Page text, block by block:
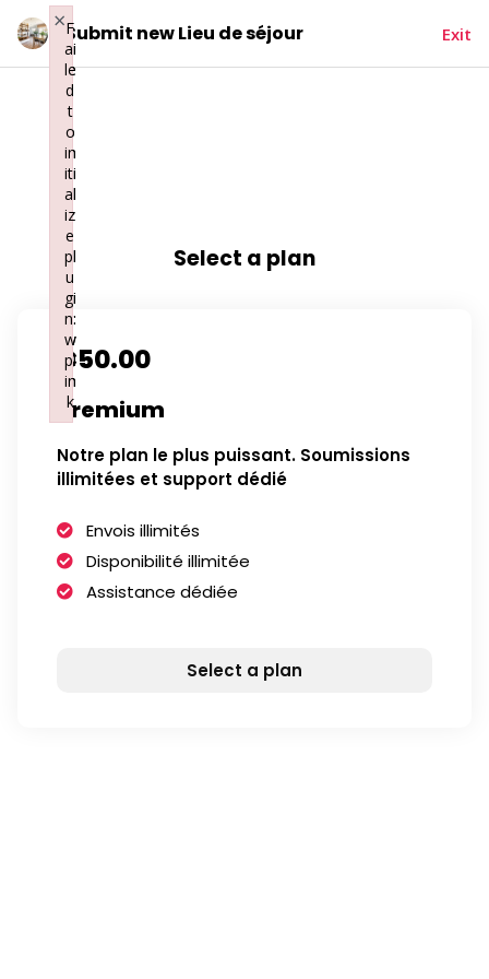
Submit new Lieu de séjour Exit
Select a plan
€50.00
Premium
Notre plan le plus puissant. Soumissions
illimitées et support dédié
Envois illimités
Disponibilité illimitée
Assistance dédiée
Select a plan
F
ai
le
d
t
o
in
iti
al
iz
e
pl
u
gi
n:
w
pl
in
k
×
Failed to initialize plugin: wplink
F
ai
le
d
t
o
in
iti
al
iz
e
pl
u
gi
n:
w
pl
in
k
×
Failed to initialize plugin: wplink